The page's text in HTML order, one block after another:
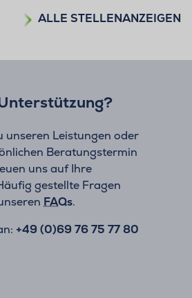
ALLE STELLENANZEIGEN
unseren Leistungen oder
Beratungstermin
uns auf Ihre
gestellte Fragen
FAQs.
+49 (0)69 76 75 77 80